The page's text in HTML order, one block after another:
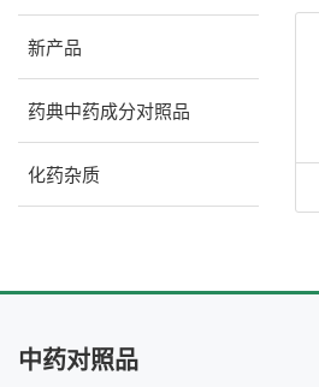
新产品
药典中药成分对照品
化药杂质
中药对照品